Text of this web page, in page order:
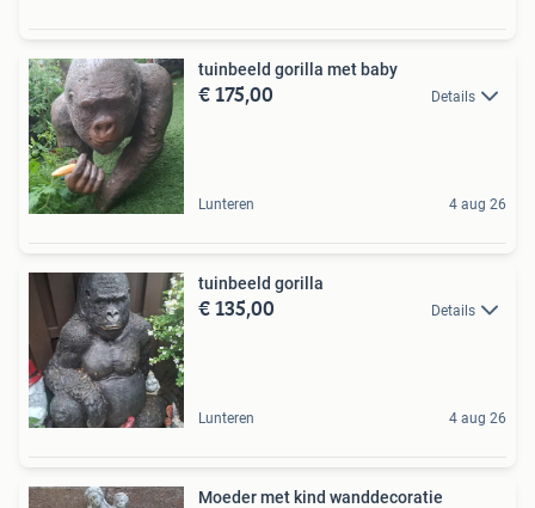
tuinbeeld gorilla met baby
€ 175,00 Details
Lunteren 4 aug 26
tuinbeeld gorilla
€ 135,00 Details
Lunteren 4 aug 26
Moeder met kind wanddecoratie